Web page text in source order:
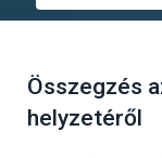
Összegzés
helyzetéről